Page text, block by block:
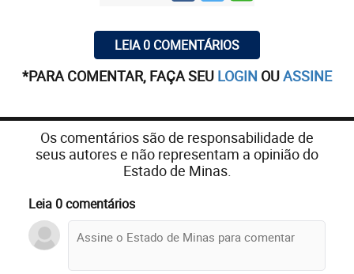
LEIA 0 COMENTÁRIOS
*PARA COMENTAR, FAÇA SEU LOGIN OUASSINE
Os comentários são de responsabilidade de
seus autores e não representam a opinião do
Estado de Minas.
Leia 0 comentários